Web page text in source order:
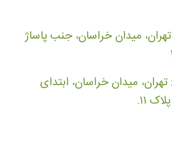
میدان خراسان، جنب پاساژ
میدان خراسان، ابتدای
۱۱.